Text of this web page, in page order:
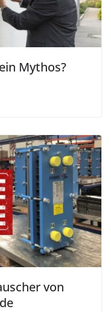
Mythos?
von